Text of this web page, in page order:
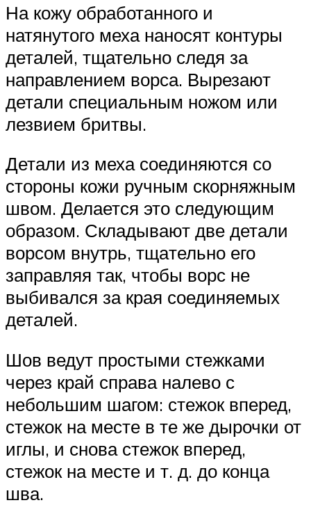
На кожу обработанного и
натянутого меха нано­сят контуры
деталей, тщательно следя за
направле­нием ворса. Вырезают
детали специальным ножом или
лезвием бритвы.
Детали из меха соединяются со
стороны кожи руч­ным скорняжным
швом. Делается это следующим
образом. Складывают две детали
ворсом внутрь, тща­тельно его
заправляя так, чтобы ворс не
выбивался за края соединяемых
деталей.
Шов ведут простыми стежками
через край справа налево с
небольшим шагом: стежок вперед,
стежок на месте в те же дырочки от
иглы, и снова стежок вперед,
стежок на месте и т. д. до конца
шва.